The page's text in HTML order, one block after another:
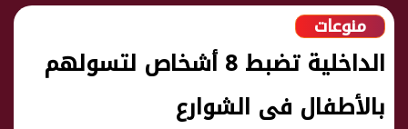
منوعات
الداخلية تضبط 8 أشخاص لتسولهم
بالأطفال فى الشوارع